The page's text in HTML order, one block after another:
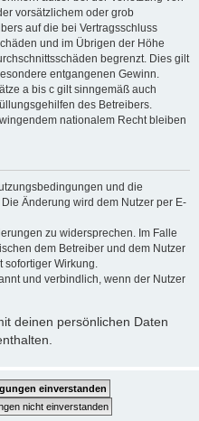
vorsätzlichem oder grob
auf die bei Vertragsschluss
und im Übrigen der Höhe
begrenzt. Dies gilt
entgangenen Gewinn.
a bis c gilt sinngemäß auch
des Betreibers.
nationalem Recht bleiben
und die
Änderung wird dem Nutzer per E-
zu widersprechen. Im Falle
dem Betreiber und dem Nutzer
sofortiger Wirkung.
und verbindlich, wenn der Nutzer
deinen persönlichen Daten